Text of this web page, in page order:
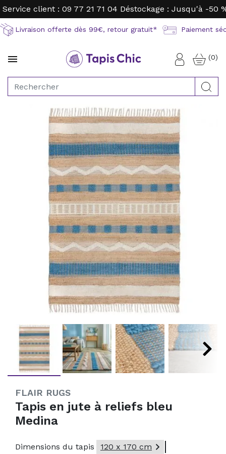
Service client : 09 77 21 71 04 Déstockage : Jusqu'à -50
Livraison offerte dès 99€, retour gratuit* Paiement
 Connexion
(0)
FLAIR RUGS
Tapis en jute à reliefs bleu
Medina
Dimensions du tapis 120 x 170 cm 